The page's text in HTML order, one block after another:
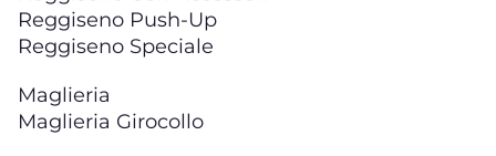
Reggiseno Push-Up
Reggiseno Speciale
Maglieria
Maglieria Girocollo